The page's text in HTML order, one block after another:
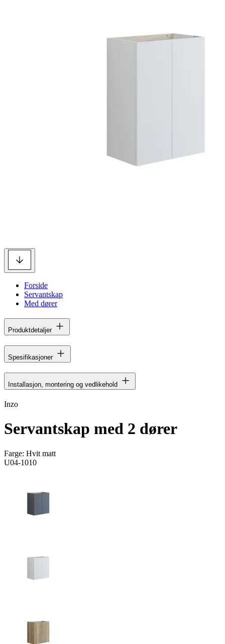
Forside
Servantskap
Med dører
Produktdetaljer
Spesifikasjoner
Installasjon, montering og vedlikehold
Inzo
Servantskap med 2 dører
Farge: Hvit matt
U04-1010